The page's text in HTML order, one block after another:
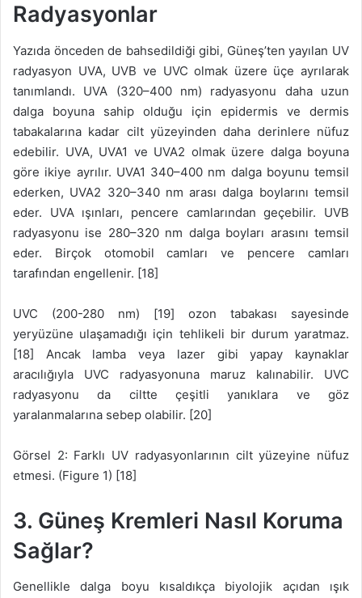
Radyasyonlar
Yazıda önceden de bahsedildiği gibi, Güneş’ten yayılan UV
radyasyon UVA, UVB ve UVC olmak üzere üçe ayrılarak
tanımlandı. UVA (320–400 nm) radyasyonu daha uzun
dalga boyuna sahip olduğu için epidermis ve dermis
tabakalarına kadar cilt yüzeyinden daha derinlere nüfuz
edebilir. UVA, UVA1 ve UVA2 olmak üzere dalga boyuna
göre ikiye ayrılır. UVA1 340–400 nm dalga boyunu temsil
ederken, UVA2 320–340 nm arası dalga boylarını temsil
eder. UVA ışınları, pencere camlarından geçebilir. UVB
radyasyonu ise 280–320 nm dalga boyları arasını temsil
eder. Birçok otomobil camları ve pencere camları
tarafından engellenir. [18]
UVC (200-280 nm) [19] ozon tabakası sayesinde
yeryüzüne ulaşamadığı için tehlikeli bir durum yaratmaz.
[18] Ancak lamba veya lazer gibi yapay kaynaklar
aracılığıyla UVC radyasyonuna maruz kalınabilir. UVC
radyasyonu da ciltte çeşitli yanıklara ve göz
yaralanmalarına sebep olabilir. [20]
Görsel 2: Farklı UV radyasyonlarının cilt yüzeyine nüfuz
etmesi. (Figure 1) [18]
3. Güneş Kremleri Nasıl Koruma
Sağlar?
Genellikle dalga boyu kısaldıkça biyolojik açıdan ışık